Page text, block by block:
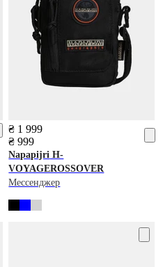
₴ 1 999
₴ 999
Napapijri H-
VOYAGEROSSOVER
Мессенджер